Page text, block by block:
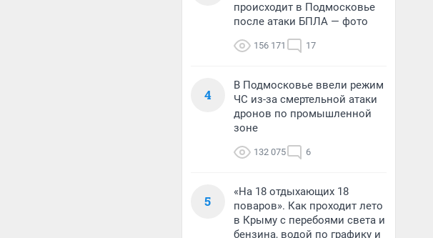
происходит в Подмосковье
после атаки БПЛА — фото
156 171 17
4
В Подмосковье ввели режим
ЧС из-за смертельной атаки
дронов по промышленной
зоне
132 075 6
5
«На 18 отдыхающих 18
поваров». Как проходит лето
в Крыму с перебоями света и
бензина, водой по графику и